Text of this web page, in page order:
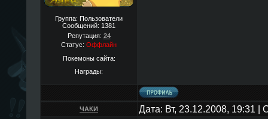
Группа: Пользователи
Сообщений: 1381
Репутация: 24
Статус: Оффлайн
Покемоны сайта:
Награды:
ЧАКИ Дата: Вт, 23.12.2008, 19:31